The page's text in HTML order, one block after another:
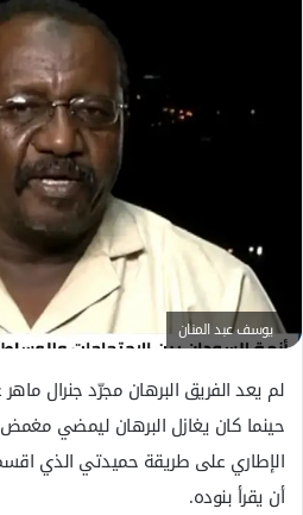
ي
ك
ا
يوسف عبد المنان
لم يعد الفريق البرهان مجرّد جنرال
حينما كان يغازل البرهان ليمضي مغمض
الإطاري على طريقة حميدتي الذي
أن يقرأ بنوده.